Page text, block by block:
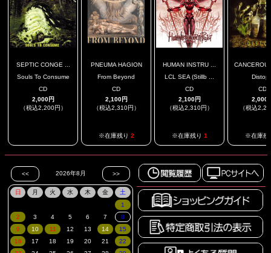
SEPTIC CONGE ...
Souls To Consume
CD
2,000円
（税込2,200円）
PNEUMA HAGION
From Beyond
CD
2,100円
（税込2,310円）
※在庫残り 2
HUMAN INSTRU ...
LCL SEA (Stillb ...
CD
2,100円
（税込2,310円）
※在庫残り 1
CD
2,000
（税込
※在庫残